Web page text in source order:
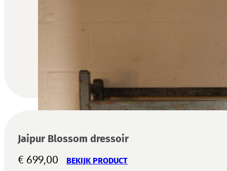
Jaipur Blossom dressoir
€ 699,00 BEKIJK PRODUCT